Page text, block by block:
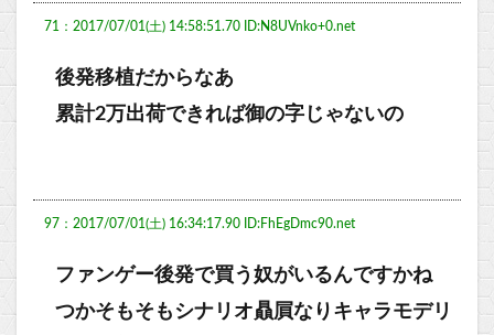
71：2017/07/01(土) 14:58:51.70 ID:N8UVnko+0.net
後発移植だからなあ
累計2万出荷できれば御の字じゃないの
97：2017/07/01(土) 16:34:17.90 ID:FhEgDmc90.net
ファンゲー後発で買う奴がいるんですかね
つかそもそもシナリオ贔屓なりキャラモデリ